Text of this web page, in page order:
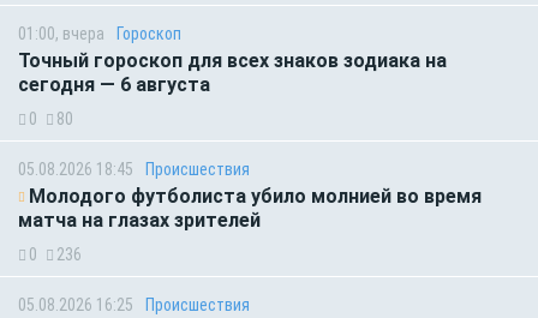
01:00, вчера Гороскоп
Точный гороскоп для всех знаков зодиака на
сегодня — 6 августа
0 80
05.08.2026 18:45 Происшествия
Молодого футболиста убило молнией во время
матча на глазах зрителей
0 236
05.08.2026 16:25 Происшествия